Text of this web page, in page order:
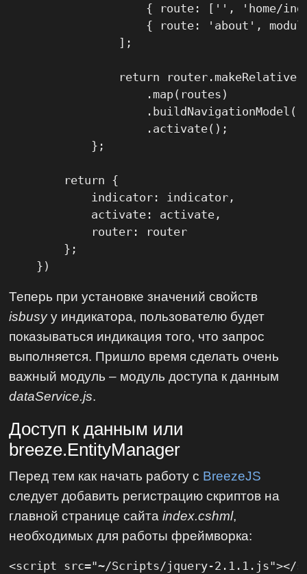
{ route: ['', 'home/
{ route: 'about',
                ];
return
                    .map(routes)
                    .buildNavigationModel()
                    .activate();
            };
        return {
            indicator: indicator,
            activate: activate,
            router: router
        };
    })
Теперь при установке значений свойств
isbusyу индикатора, пользователю будет
показываться индикация того, что запрос
выполняется. Пришло время сделать очень
важный модуль – модуль доступа к данным
dataService.js.
Доступ к данным или
breeze.EntityManager
Перед тем как начать работу с BreezeJS
следует добавить регистрацию скриптов на
главной странице сайтаindex.cshml,
необходимых для работы фреймворка:
<script src="~/Scripts/jquery-2.1.1.js"></